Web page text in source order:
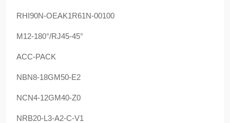
RHI90N-OEAK1R61N-00100
M12-180°/RJ45-45°
ACC-PACK
NBN8-18GM50-E2
NCN4-12GM40-Z0
NRB20-L3-A2-C-V1